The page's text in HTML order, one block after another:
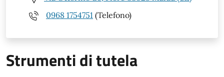
0968 1754751 (Telefono)
Strumenti di tutela